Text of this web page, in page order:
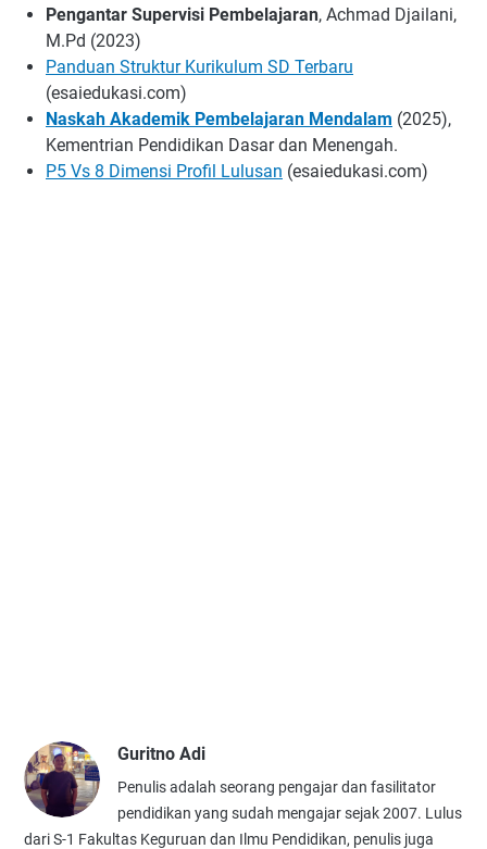
Pengantar Supervisi Pembelajaran, Achmad Djailani,
M.Pd (2023)
Panduan Struktur Kurikulum SD Terbaru
(esaiedukasi.com)
Naskah Akademik Pembelajaran Mendalam (2025),
Kementrian Pendidikan Dasar dan Menengah.
P5 Vs 8 Dimensi Profil Lulusan (esaiedukasi.com)
Guritno Adi
Penulis adalah seorang pengajar dan fasilitator
pendidikan yang sudah mengajar sejak 2007. Lulus
dari S-1 Fakultas Keguruan dan Ilmu Pendidikan, penulis juga